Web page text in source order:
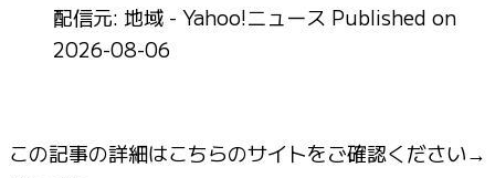
配信元: 地域 - Yahoo!ニュース Published on
2026-08-06
この記事の詳細はこちらのサイトをご確認ください→